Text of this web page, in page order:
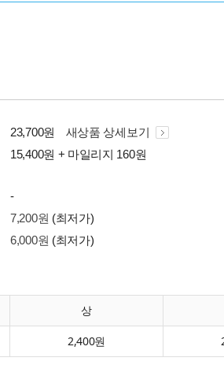
23,700원
새상품 상세보기
15,400원 + 마일리지 160원
-
7,200원 (최저가)
6,000원 (최저가)
상
2,400원